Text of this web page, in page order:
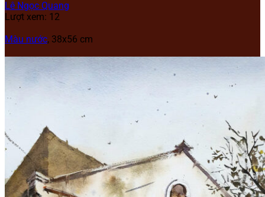
Lê Ngọc Quang
Lượt xem: 12
Màu nước, 38x56 cm